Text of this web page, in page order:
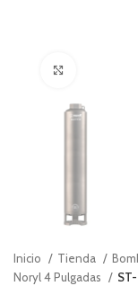
Inicio Tienda
Noryl 4 Pulgadas